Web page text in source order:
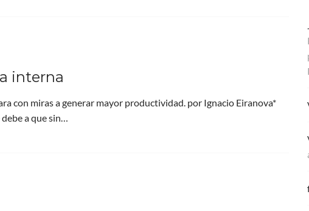
interna
con miras a generar mayor productividad. por Ignacio Eiranova*
a que sin…